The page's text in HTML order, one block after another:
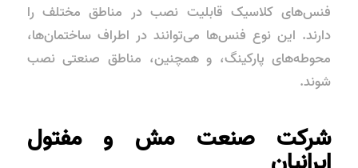
فنس‌های کلاسیک قابلیت نصب در مناطق مختلف را
دارند. این نوع فنس‌ها می‌توانند در اطراف ساختمان‌ها،
محوطه‌های پارکینگ، و همچنین، مناطق صنعتی نصب
شوند.
شرکت صنعت مش و مفتول